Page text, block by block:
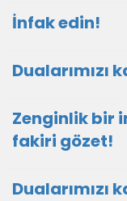
İnfak edin!
Dualarımızı
Zenginlik bir
fakiri gözet!
Dualarımızı